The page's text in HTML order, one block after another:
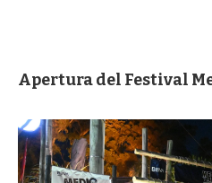
Apertura del Festival